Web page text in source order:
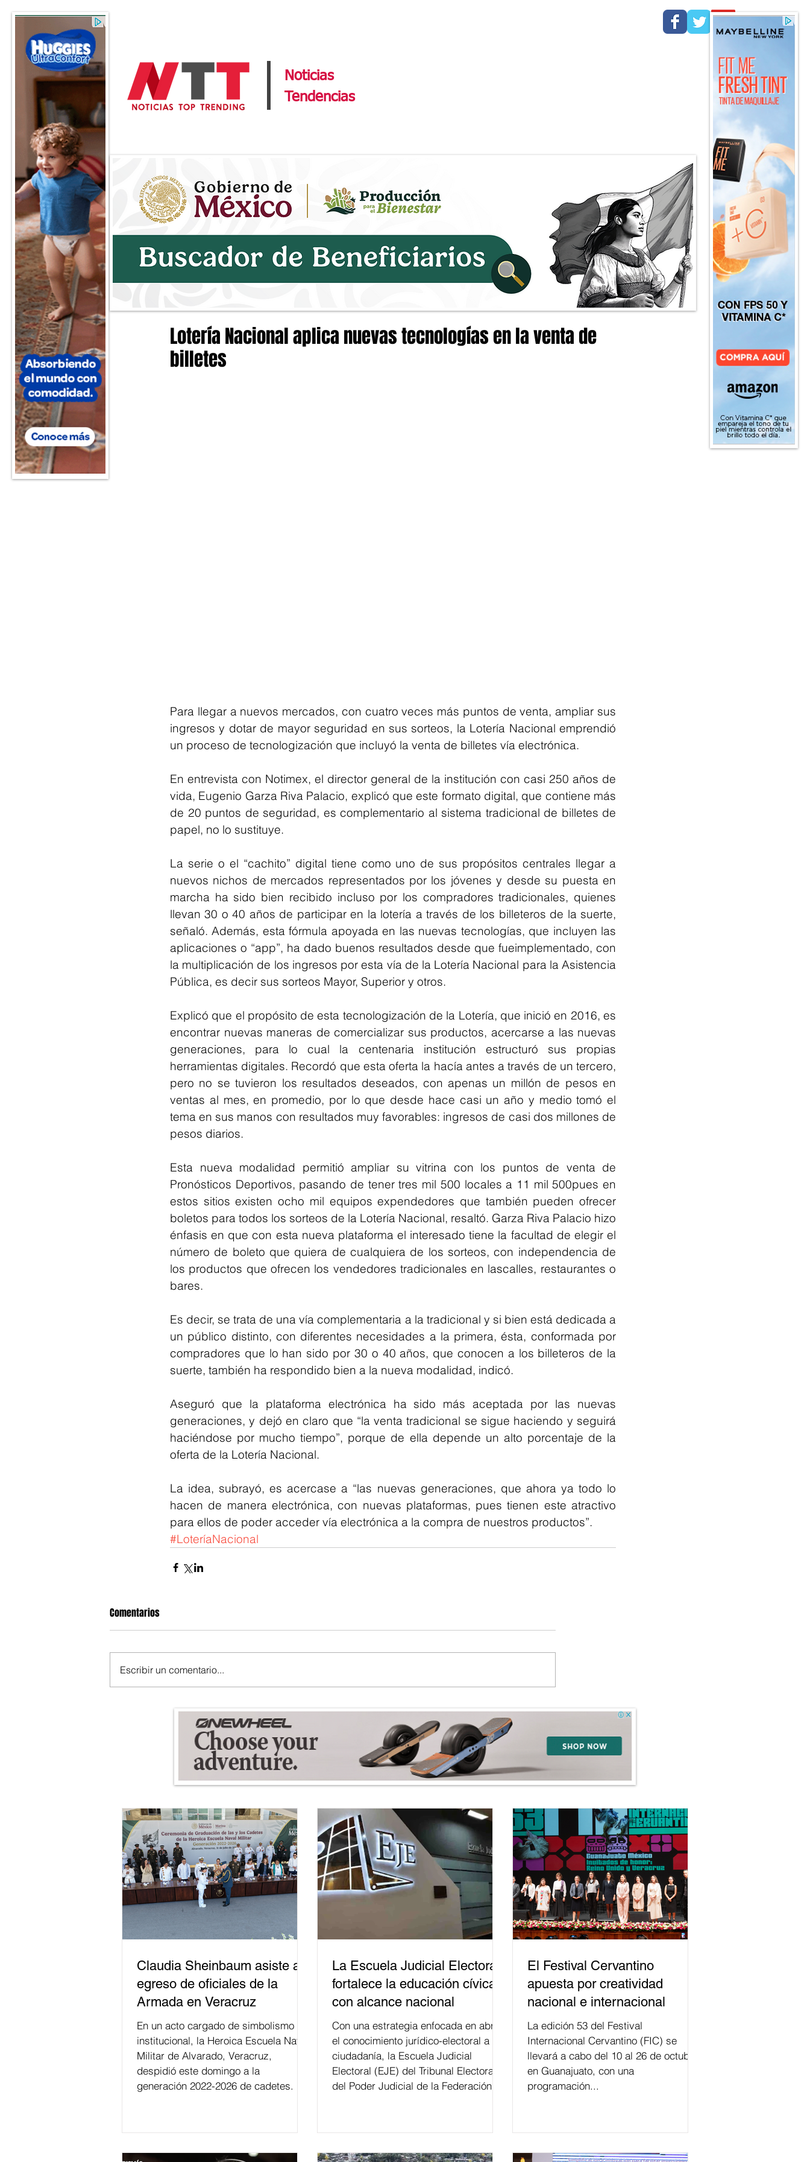
Noticias
Tendencias
Lotería Nacional aplica nuevas tecnologías en la venta de
billetes
Para llegar a nuevos mercados, con cuatro veces más puntos de venta, ampliar sus
ingresos y dotar de mayor seguridad en sus sorteos, la Lotería Nacional emprendió
un proceso de tecnologización que incluyó la venta de billetes vía electrónica.
En entrevista con Notimex, el director general de la institución con casi 250 años de
vida, Eugenio Garza Riva Palacio, explicó que este formato digital, que contiene más
de 20 puntos de seguridad, es complementario al sistema tradicional de billetes de
papel, no lo sustituye.
La serie o el “cachito” digital tiene como uno de sus propósitos centrales llegar a
nuevos nichos de mercados representados por los jóvenes y desde su puesta en
marcha ha sido bien recibido incluso por los compradores tradicionales, quienes
llevan 30 o 40 años de participar en la lotería a través de los billeteros de la suerte,
señaló. Además, esta fórmula apoyada en las nuevas tecnologías, que incluyen las
aplicaciones o “app”, ha dado buenos resultados desde que fueimplementado, con
la multiplicación de los ingresos por esta vía de la Lotería Nacional para la Asistencia
Pública, es decir sus sorteos Mayor, Superior y otros.
Explicó que el propósito de esta tecnologización de la Lotería, que inició en 2016, es
encontrar nuevas maneras de comercializar sus productos, acercarse a las nuevas
generaciones, para lo cual la centenaria institución estructuró sus propias
herramientas digitales. Recordó que esta oferta la hacía antes a través de un tercero,
pero no se tuvieron los resultados deseados, con apenas un millón de pesos en
ventas al mes, en promedio, por lo que desde hace casi un año y medio tomó el
tema en sus manos con resultados muy favorables: ingresos de casi dos millones de
pesos diarios.
Esta nueva modalidad permitió ampliar su vitrina con los puntos de venta de
Pronósticos Deportivos, pasando de tener tres mil 500 locales a 11 mil 500pues en
estos sitios existen ocho mil equipos expendedores que también pueden ofrecer
boletos para todos los sorteos de la Lotería Nacional, resaltó. Garza Riva Palacio hizo
énfasis en que con esta nueva plataforma el interesado tiene la facultad de elegir el
número de boleto que quiera de cualquiera de los sorteos, con independencia de
los productos que ofrecen los vendedores tradicionales en lascalles, restaurantes o
bares.
Es decir, se trata de una vía complementaria a la tradicional y si bien está dedicada a
un público distinto, con diferentes necesidades a la primera, ésta, conformada por
compradores que lo han sido por 30 o 40 años, que conocen a los billeteros de la
suerte, también ha respondido bien a la nueva modalidad, indicó.
Aseguró que la plataforma electrónica ha sido más aceptada por las nuevas
generaciones, y dejó en claro que “la venta tradicional se sigue haciendo y seguirá
haciéndose por mucho tiempo”, porque de ella depende un alto porcentaje de la
oferta de la Lotería Nacional.
La idea, subrayó, es acercase a “las nuevas generaciones, que ahora ya todo lo
hacen de manera electrónica, con nuevas plataformas, pues tienen este atractivo
para ellos de poder acceder vía electrónica a la compra de nuestros productos”.
#LoteríaNacional
Comentarios
Escribir un comentario...
Claudia Sheinbaum asiste a
egreso de oficiales de la
Armada en Veracruz
En un acto cargado de simbolismo
institucional, la Heroica Escuela Naval
Militar de Alvarado, Veracruz,
despidió este domingo a la
generación 2022-2026 de cadetes.
La Escuela Judicial Electoral
fortalece la educación cívica
con alcance nacional
Con una estrategia enfocada en abrir
el conocimiento jurídico-electoral a la
ciudadanía, la Escuela Judicial
Electoral (EJE) del Tribunal Electoral
del Poder Judicial de la Federación ha
relacionados con la democracia y el
El Festival Cervantino
apuesta por creatividad
nacional e internacional
La edición 53 del Festival
Internacional Cervantino (FIC) se
llevará a cabo del 10 al 26 de octubre
en Guanajuato, con una
programación...